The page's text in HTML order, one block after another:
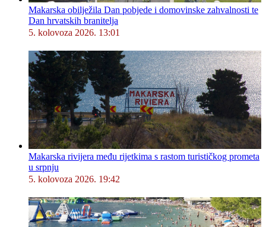
Makarska obilježila Dan pobjede i domovinske zahvalnosti te
Dan hrvatskih branitelja
5. kolovoza 2026. 13:01
Makarska rivijera među rijetkima s rastom turističkog prometa
u srpnju
5. kolovoza 2026. 19:42